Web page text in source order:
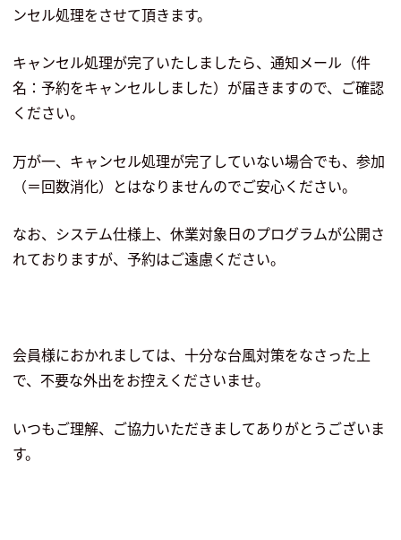
ンセル処理をさせて頂きます。
キャンセル処理が完了いたしましたら、通知メール（件
名：予約をキャンセルしました）が届きますので、ご確認
ください。
万が一、キャンセル処理が完了していない場合でも、参加
（＝回数消化）とはなりませんのでご安心ください。
なお、システム仕様上、休業対象日のプログラムが公開さ
れておりますが、予約はご遠慮ください。
会員様におかれましては、十分な台風対策をなさった上
で、不要な外出をお控えくださいませ。
いつもご理解、ご協力いただきましてありがとうございま
す。